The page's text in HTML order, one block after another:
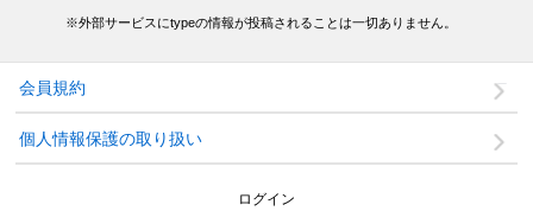
※外部サービスにtypeの情報が投稿されることは一切ありません。
会員規約
個人情報保護の取り扱い
ログイン